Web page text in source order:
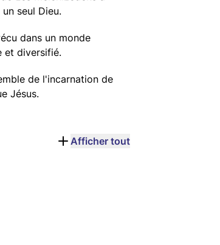
seul Dieu.
dans un monde
et diversifié.
de l'incarnation de
Jésus.
Afficher tout